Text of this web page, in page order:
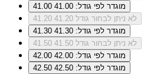
41.00
מוגדר לפי גודל: 41.00
41.20
לא ניתן לבחור גודל 41.20
41.30
מוגדר לפי גודל: 41.30
41.50
לא ניתן לבחור גודל 41.50
42.00
מוגדר לפי גודל: 42.00
42.50
מוגדר לפי גודל: 42.50